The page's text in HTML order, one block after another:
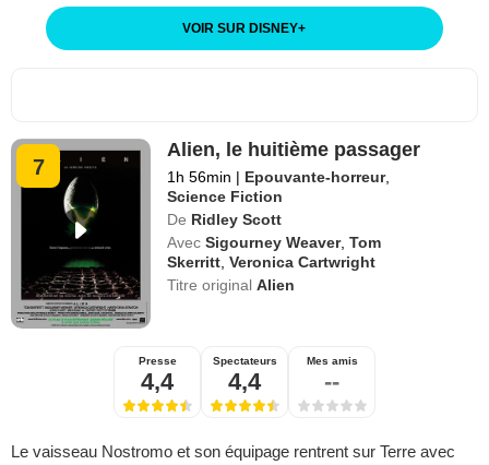
VOIR SUR DISNEY+
7
Alien, le huitième passager
1h 56min | Epouvante-horreur,
Science Fiction
De Ridley Scott
Avec Sigourney Weaver,Tom
Skerritt ,Veronica Cartwright
Titre originalAlien
Presse
4,4
Spectateurs
4,4
Mes amis
--
Le vaisseau Nostromo et son équipage rentrent sur Terre avec